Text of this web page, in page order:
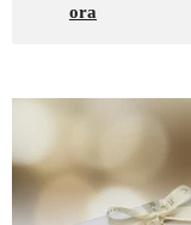
ora